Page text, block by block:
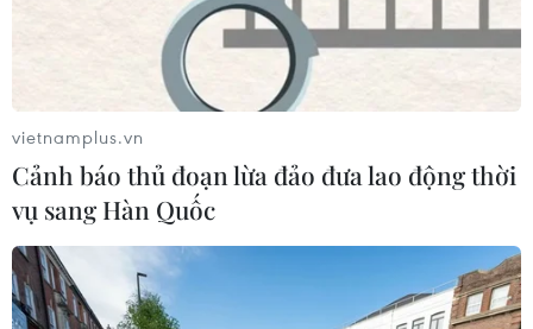
Quảng cáo
Giấy phép số: 1374/GP-BTTTT do Bộ Thông tin và Truyền thông
cấp ngày 11/9/2008.
Quảng cáo: Phó TBT Nguyễn Thị Tám: 093.5958688, Email:
tamvna@gmail.com
Điện thoại: (024) 39411349 - (024) 39411348, Fax: (024)
vietnamplus.vn
Cảnh báo thủ đoạn lừa đảo đưa lao động thời
vụ sang Hàn Quốc